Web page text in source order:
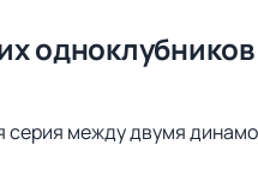
одноклубников
между двумя